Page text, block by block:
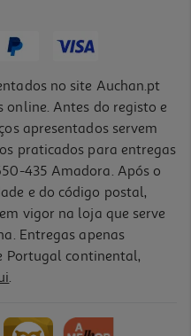
no site Auchan.pt
online. Antes do registo e
apresentados servem
praticados para entregas
435 Amadora. Após o
e do código postal,
vigor na loja que serve
Entregas apenas
Portugal continental,
.